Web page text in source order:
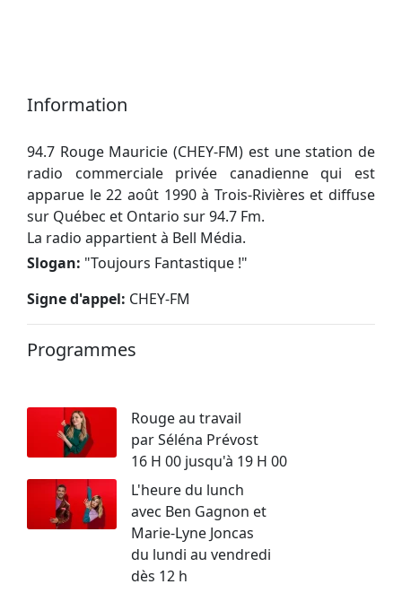
Information
94.7 Rouge Mauricie (CHEY-FM) est une station de
radio commerciale privée canadienne qui est
apparue le 22 août 1990 à Trois-Rivières et diffuse
sur Québec et Ontario sur 94.7 Fm.
La radio appartient à Bell Média.
Slogan: "Toujours Fantastique !"
Signe d'appel: CHEY-FM
Programmes
Rouge au travail
par Séléna Prévost
16 H 00 jusqu'à 19 H 00
L'heure du lunch
avec Ben Gagnon et
Marie-Lyne Joncas
du lundi au vendredi
dès 12 h